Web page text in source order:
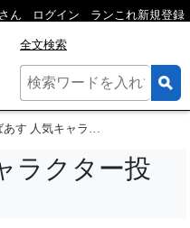
ん ログイン ランこれ新規登録
全文検索
す 人気キャラクター投票
ラクター投